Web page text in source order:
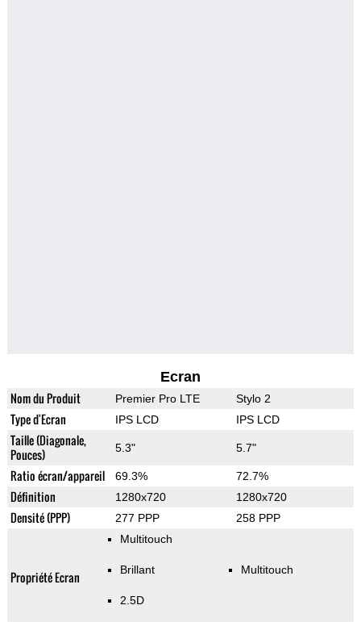
Ecran
Nom du Produit Premier Pro LTE Stylo 2
Type d'Ecran IPS LCD IPS LCD
Taille (Diagonale,
Pouces)
5.3" 5.7"
Ratio écran/appareil 69.3% 72.7%
Définition 1280x720 1280x720
Densité (PPP) 277 PPP 258 PPP
Propriété Ecran
Multitouch
Brillant
2.5D
Multitouch